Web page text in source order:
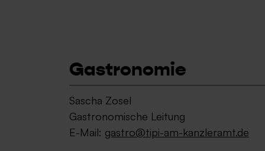
Gastronomie
Sascha Zosel
Gastronomische Leitung
E-Mail: gastro@tipi-am-kanzleramt.de